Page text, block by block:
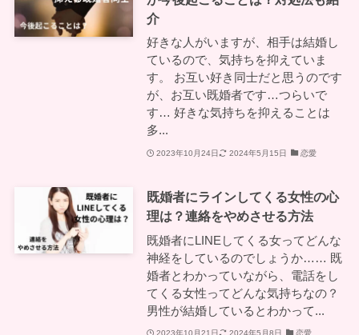
介
好きな人がいますが、相手は結婚し
ているので、気持ちを抑えていま
す。 お互い好き同士だと思うのです
が、お互い既婚者です…つらいで
す… 好きな気持ちを抑えることは
多...
2023年10月24日 2024年5月15日 恋愛
既婚者にラインしてくる女性の心
理は？連絡をやめさせる方法
既婚者にLINEしてくる女ってどんな
神経をしているのでしょうか…… 既
婚者とわかっていながら、電話をし
てくる女性ってどんな気持ちなの？
男性が結婚しているとわかって...
2023年10月21日 2024年5月8日 恋愛